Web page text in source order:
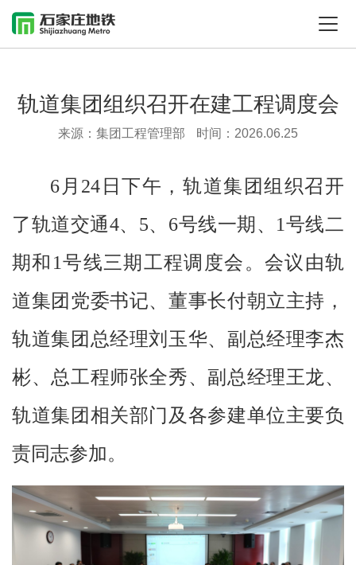
轨道集团组织召开在建工程调度会
来源：集团工程管理部 时间：2026.06.25
6月24日下午，轨道集团组织召开
了轨道交通4、5、6号线一期、1号线二
期和1号线三期工程调度会。会议由轨
道集团党委书记、董事长付朝立主持，
轨道集团总经理刘玉华、副总经理李杰
彬、总工程师张全秀、副总经理王龙、
轨道集团相关部门及各参建单位主要负
责同志参加。